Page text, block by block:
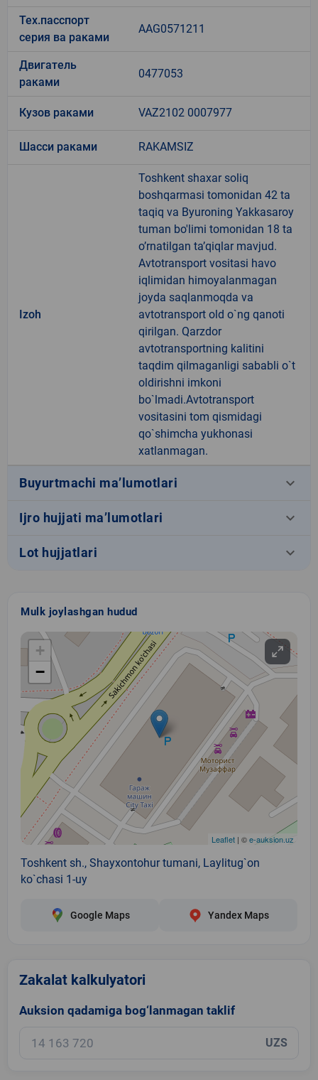
Тех.пасспорт
серия ва раками
AAG0571211
Двигатель
раками
0477053
Кузов раками VAZ2102 0007977
Шасси раками RAKAMSIZ
Izoh
Toshkent shaxar soliq
boshqarmasi tomonidan 42 ta
taqiq va Byuroning Yakkasaroy
tuman bo'limi tomonidan 18 ta
o’rnatilgan ta’qiqlar mavjud.
Avtotransport vositasi havo
iqlimidan himoyalanmagan
joyda saqlanmoqda va
avtotransport old o`ng qanoti
qirilgan. Qarzdor
avtotransportning kalitini
taqdim qilmaganligi sababli o`t
oldirishni imkoni
bo`lmadi.Avtotransport
vositasini tom qismidagi
qo`shimcha yukhonasi
xatlanmagan.
Buyurtmachi ma’lumotlari keyboard_arrow_down
Ijro hujjati ma’lumotlari keyboard_arrow_down
Lot hujjatlari keyboard_arrow_down
Mulk joylashgan hudud
+
−
Leaflet | ©e-auksion.uz
Toshkent sh., Shayxontohur tumani, Laylitug`on
ko`chasi 1-uy
Google Maps Yandex Maps
Zakalat kalkulyatori
Auksion qadamiga bog‘lanmagan taklif
UZS